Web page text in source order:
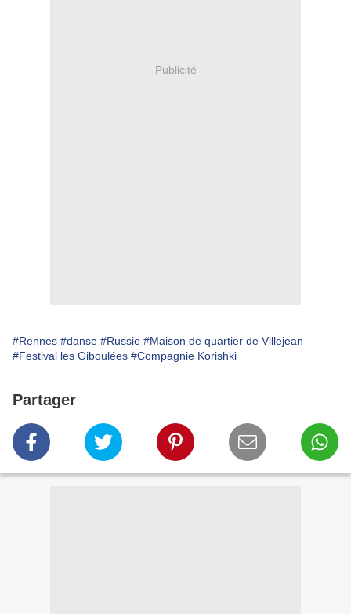
Publicité
#Rennes #danse #Russie #Maison de quartier de Villejean
#Festival les Giboulées #Compagnie Korishki
Partager